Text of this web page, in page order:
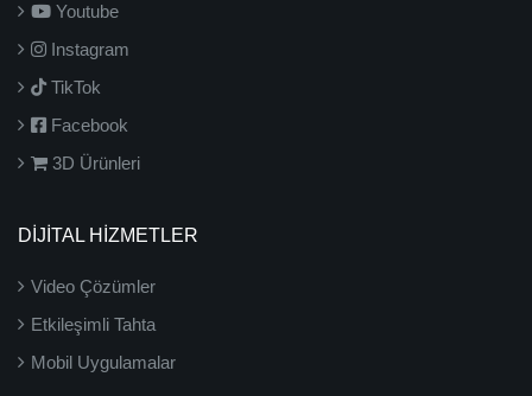
Youtube
Instagram
TikTok
Facebook
3D Ürünleri
DİJİTAL HİZMETLER
Video Çözümler
Etkileşimli Tahta
Mobil Uygulamalar